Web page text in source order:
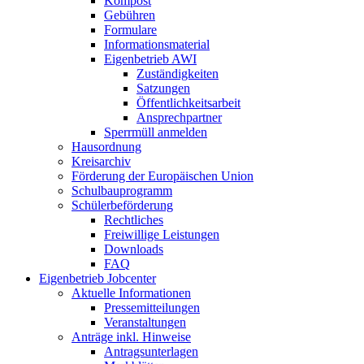
Gebühren
Formulare
Informationsmaterial
Eigenbetrieb AWI
Zuständigkeiten
Satzungen
Öffentlichkeitsarbeit
Ansprechpartner
Sperrmüll anmelden
Hausordnung
Kreisarchiv
Förderung der Europäischen Union
Schulbauprogramm
Schülerbeförderung
Rechtliches
Freiwillige Leistungen
Downloads
FAQ
Eigenbetrieb Jobcenter
Aktuelle Informationen
Pressemitteilungen
Veranstaltungen
Anträge inkl. Hinweise
Antragsunterlagen